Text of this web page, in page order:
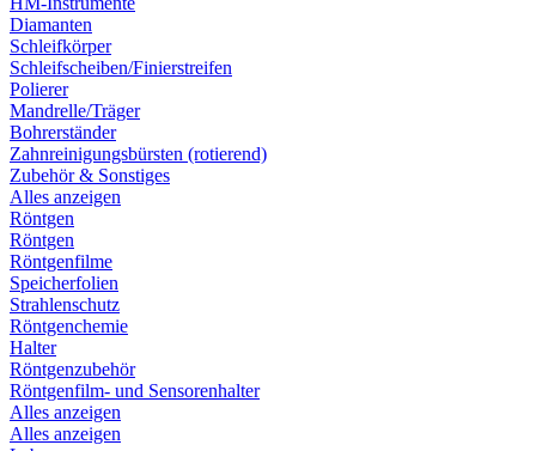
Diamanten
Schleifkörper
Schleifscheiben/Finierstreifen
Polierer
Mandrelle/Träger
Bohrerständer
Zahnreinigungsbürsten (rotierend)
Zubehör & Sonstiges
Alles anzeigen
Röntgen
Röntgen
Röntgenfilme
Speicherfolien
Strahlenschutz
Röntgenchemie
Halter
Röntgenzubehör
Röntgenfilm- und Sensorenhalter
Alles anzeigen
Alles anzeigen